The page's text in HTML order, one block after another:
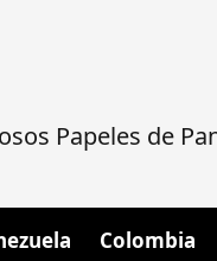
Papeles de
Colombia